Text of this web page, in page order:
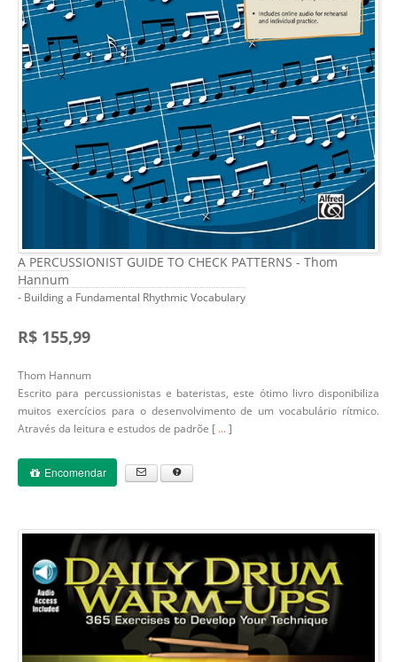
A PERCUSSIONIST GUIDE TO CHECK PATTERNS - Thom
Hannum
- Building a Fundamental Rhythmic Vocabulary
R$ 155,99
Thom Hannum
Escrito para percussionistas e bateristas, este ótimo livro disponibiliza
muitos exercícios para o desenvolvimento de um vocabulário rítmico.
Através da leitura e estudos de padrõe [ ...]
Encomendar